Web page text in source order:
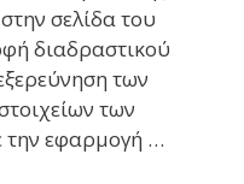
σελίδα του
διαδραστικού
των
των
την εφαρμογή …